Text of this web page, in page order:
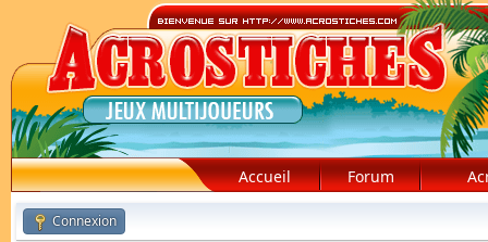
Accueil Forum
Connexion